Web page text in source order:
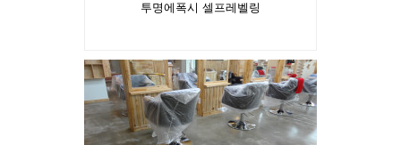
투명에폭시 셀프레벨링